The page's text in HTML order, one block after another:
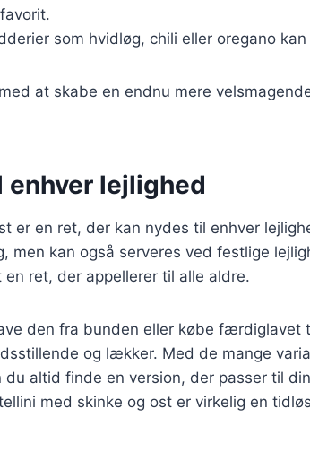
som hvidløg, chili eller oregano
at skabe en endnu mere
enhver lejlighed
er en ret, der kan nydes til enhver
men kan også serveres ved festlige
ret, der appellerer til alle aldre.
den fra bunden eller købe færdiglavet
og lækker. Med de mange
altid finde en version, der passer til
med skinke og ost er virkelig en